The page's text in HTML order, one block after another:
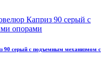
90 серый с подъемным механизмом с